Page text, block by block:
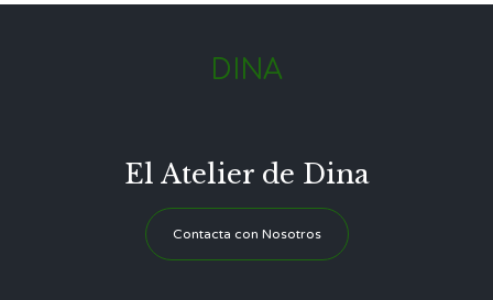
DINA
El Atelier de Dina
Contacta con Nosotros